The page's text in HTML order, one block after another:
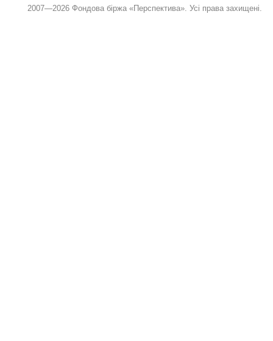
2007—2026 Фондова біржа «Перспектива». Усі права захищені.